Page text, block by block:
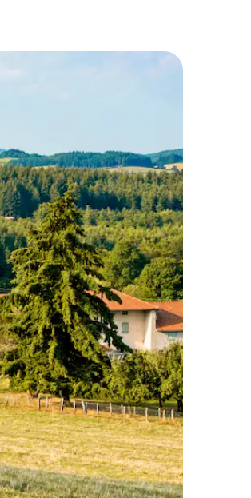
óf door te tikken of swipen.